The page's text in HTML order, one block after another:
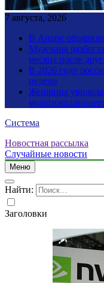
7 августа, 2026
В Анапе
Мужчина
месяца после
В 2026 году
недели
Женщина увидела
Система
Новостная рассылка
Случайные новости
Меню
Найти:
Заголовки